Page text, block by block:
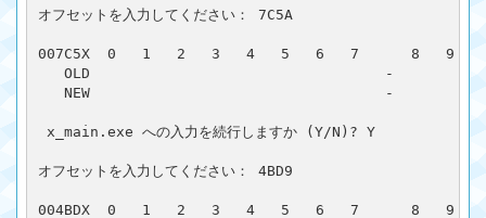
オフセットを入力してください： 7C5A
007C5X  0   1   2   3   4   5   6   7      8   9
OLD                                  -
NEW                                  -
x_main.exe への入力を続行しますか (Y/N)? Y
オフセットを入力してください： 4BD9
004BDX  0   1   2   3   4   5   6   7      8   9